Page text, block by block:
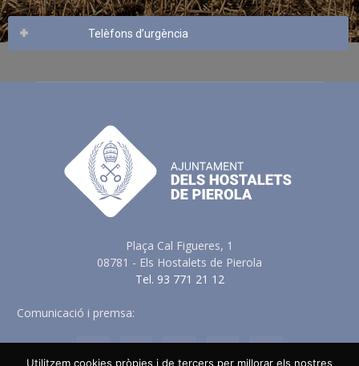
Telèfons d’urgència
Plaça Cal Figueres, 1
08781 - Els Hostalets de Pierola
Tel. 93 771 21 12
Comunicació i premsa:
Utilitzem cookies pròpies i de tercers per millorar els nostres